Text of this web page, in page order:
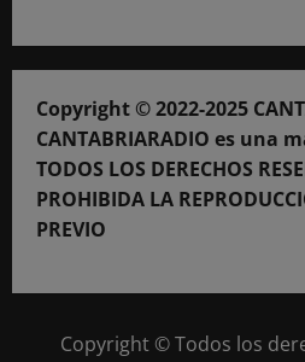
Copyright © 2022-2025
CANTABRIARADIO es una
TODOS LOS DERECHOS
PROHIBIDA LA
PREVIO
Copyright © Todos los